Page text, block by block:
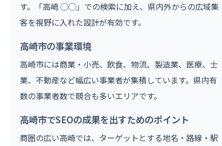
す。「高崎 ◯◯」での検索に加え、県内外からの広域集
客を視野に入れた設計が有効です。
高崎市の事業環境
高崎市には商業・小売、飲食、物流、製造業、医療、士
業、不動産など幅広い事業者が集積しています。県内有
数の事業者数で競合も多いエリアです。
高崎市でSEOの成果を出すためのポイント
商圏の広い高崎では、ターゲットとする地名・路線・駅